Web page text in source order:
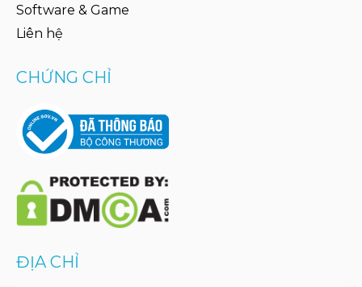
Software & Game
Liên hệ
CHỨNG CHỈ
ĐỊA CHỈ